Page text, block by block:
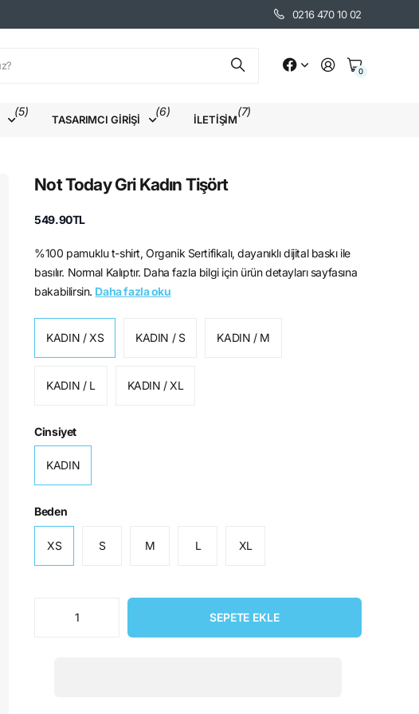
0216 470 10 02
0
(5)
TASARIMCI GIRIŞI
(6)
İLETIŞIM
(7)
Not Today Gri Kadın Tişört
549.90TL
%100 pamuklu t-shirt, Organik Sertifikalı, dayanıklı dijital baskı ile
basılır. Normal Kalıptır. Daha fazla bilgi için ürün detayları sayfasına
bakabilirsin. Daha fazla oku
KADIN / XS KADIN / S KADIN / M
KADIN / L KADIN / XL
Cinsiyet
KADIN
Beden
XS S M L XL
SEPETE EKLE